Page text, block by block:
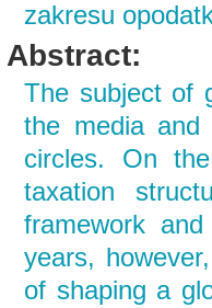
zakresu
Abstract:
The subject of
the media
circles. On
taxation
framework
years,
of shaping a